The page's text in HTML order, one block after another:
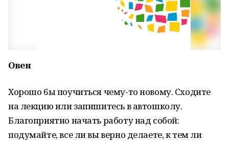
Овен
Хорошо 6ы поучиться чему-то новому. Сходите
на лекцию или запишитесь в автошколу.
Благоприятно начать работу над собой:
подумайте, все ли вы верно делаете, к тем ли